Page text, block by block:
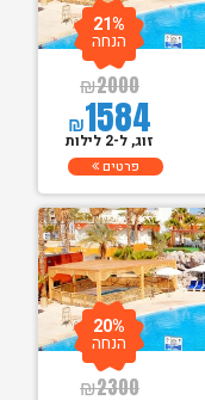
₪2000
₪1584
21%
הנחה
זוג, ל-2 לילות
פרטים
₪2300
20%
הנחה